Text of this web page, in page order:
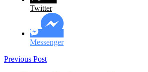
Twitter
Messenger
Previous Post